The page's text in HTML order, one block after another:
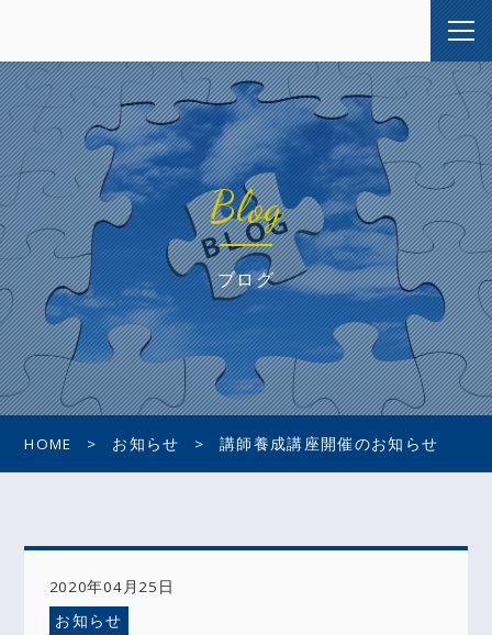
Blog
ブログ
HOME お知らせ 講師養成講座開催のお知らせ
2020年04月25日
お知らせ